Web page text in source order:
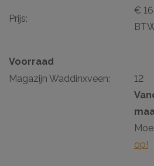
Prijs:
€
Voorraad
Magazijn Waddinxveen:
12
op!